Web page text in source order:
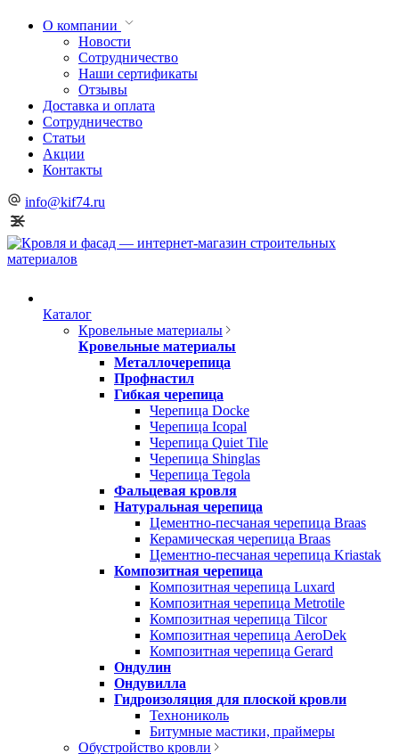
О компании
Новости
Сотрудничество
Наши сертификаты
Отзывы
Доставка и оплата
Сотрудничество
Статьи
Акции
Контакты
info@kif74.ru
Каталог
Кровельные материалы
Кровельные материалы
Металлочерепица
Профнастил
Гибкая черепица
Черепица Docke
Черепица Icopal
Черепица Quiet Tile
Черепица Shinglas
Черепица Tegola
Фальцевая кровля
Натуральная черепица
Цементно-песчаная черепица Braas
Керамическая черепица Braas
Цементно-песчаная черепица Kriastak
Композитная черепица
Композитная черепица Luxard
Композитная черепица Metrotile
Композитная черепица Tilcor
Композитная черепица AeroDek
Композитная черепица Gerard
Ондулин
Ондувилла
Гидроизоляция для плоской кровли
Технониколь
Битумные мастики, праймеры
Обустройство кровли